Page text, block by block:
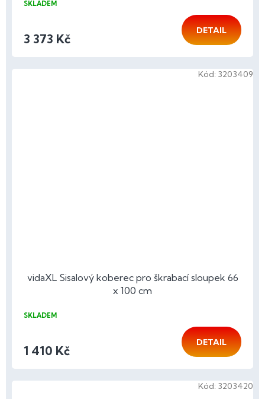
SKLADEM
3 373 Kč
DETAIL
vidaXL Sisalový koberec pro škrabací sloupek 66
x 100 cm
SKLADEM
1 410 Kč
DETAIL
Kód: 3203409
Kód: 3203420